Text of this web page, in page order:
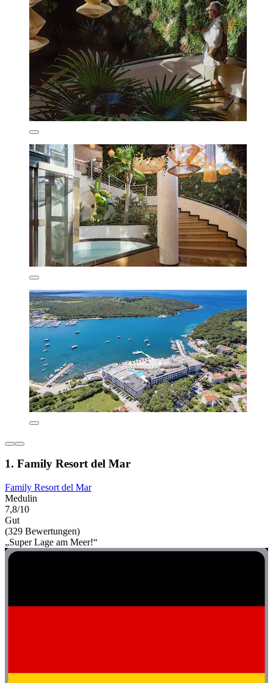
1. Family Resort del Mar
Family Resort del Mar
Medulin
7,8/10
Gut
(329 Bewertungen)
„Super Lage am Meer!“